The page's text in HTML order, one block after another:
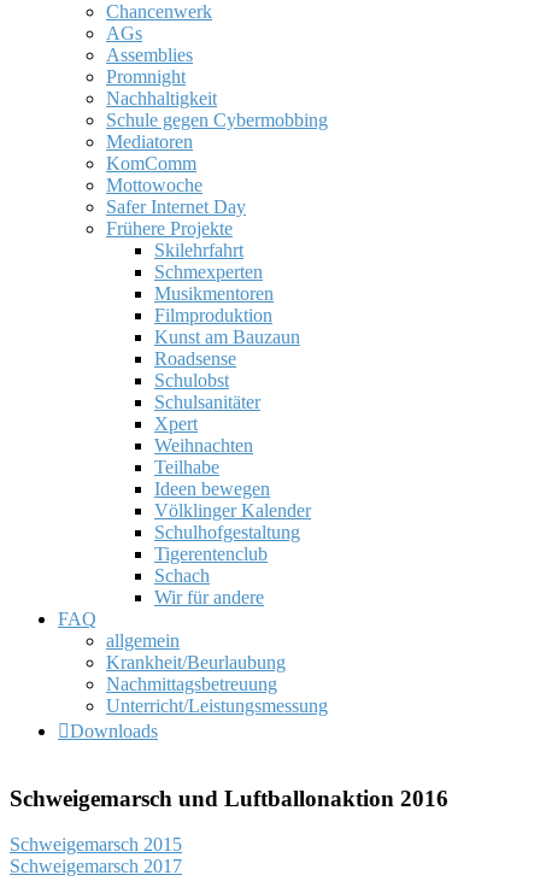
Chancenwerk
AGs
Assemblies
Promnight
Nachhaltigkeit
Schule gegen Cybermobbing
Mediatoren
KomComm
Mottowoche
Safer Internet Day
Frühere Projekte
Skilehrfahrt
Schmexperten
Musikmentoren
Filmproduktion
Kunst am Bauzaun
Roadsense
Schulobst
Schulsanitäter
Xpert
Weihnachten
Teilhabe
Ideen bewegen
Völklinger Kalender
Schulhofgestaltung
Tigerentenclub
Schach
Wir für andere
FAQ
allgemein
Krankheit/Beurlaubung
Nachmittagsbetreuung
Unterricht/Leistungsmessung
Downloads
Schweigemarsch und Luftballonaktion 2016
Beitragsnavigation
Schweigemarsch 2015
Schweigemarsch 2017